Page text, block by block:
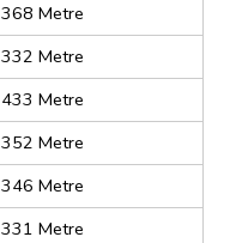
368 Metre
332 Metre
433 Metre
352 Metre
346 Metre
331 Metre